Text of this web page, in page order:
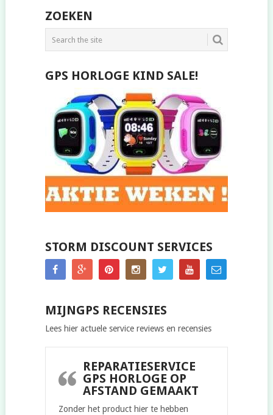
ZOEKEN
GPS HORLOGE KIND SALE!
STORM DISCOUNT SERVICES
MIJNGPS RECENSIES
Lees hier actuele service reviews en recensies
REPARATIESERVICE
GPS HORLOGE OP
AFSTAND GEMAAKT
Zonder het product hier te hebben